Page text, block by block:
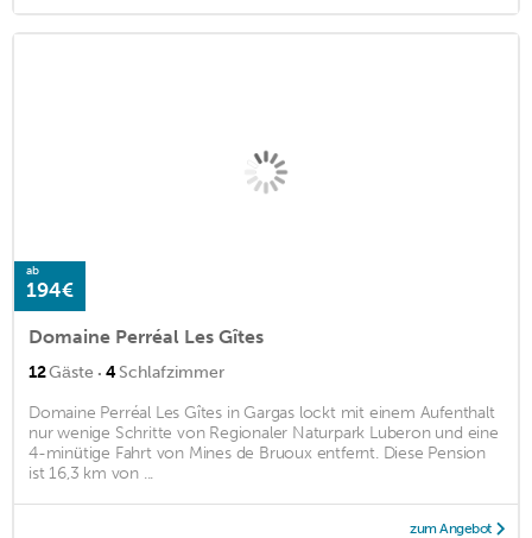
ab
194€
Domaine Perréal Les Gîtes
12Gäste · 4Schlafzimmer
Domaine Perréal Les Gîtes in Gargas lockt mit einem Aufenthalt
nur wenige Schritte von Regionaler Naturpark Luberon und eine
4-minütige Fahrt von Mines de Bruoux entfernt. Diese Pension
ist 16,3 km von ...
zum Angebot